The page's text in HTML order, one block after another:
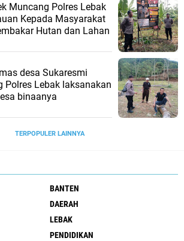
Muncang Polres Lebak
Kepada Masyarakat
Hutan dan Lahan
desa Sukaresmi
Polres Lebak laksanakan
binaanya
TERPOPULER LAINNYA
BANTEN
DAERAH
LEBAK
PENDIDIKAN